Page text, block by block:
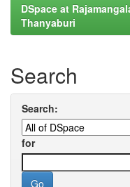
DSpace at
Thanyaburi
Search
Search:
for